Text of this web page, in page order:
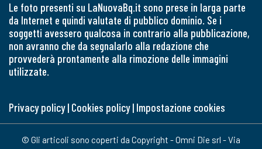
Le foto presenti su LaNuovaBq.it sono prese in larga parte
da Internet e quindi valutate di pubblico dominio. Se i
soggetti avessero qualcosa in contrario alla pubblicazione,
non avranno che da segnalarlo alla redazione che
provvederà prontamente alla rimozione delle immagini
utilizzate.
Privacy policy| Cookies policy| Impostazione cookies
© Gli articoli sono coperti da Copyright - Omni Die srl - Via